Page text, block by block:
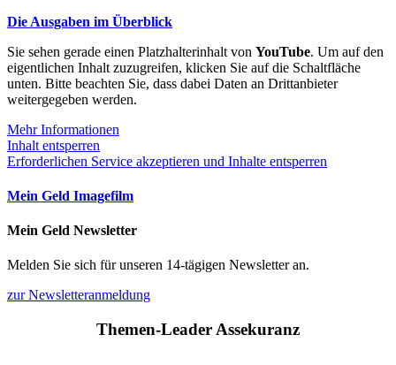
Die Ausgaben im Überblick
Sie sehen gerade einen Platzhalterinhalt von YouTube. Um auf den
eigentlichen Inhalt zuzugreifen, klicken Sie auf die Schaltfläche
unten. Bitte beachten Sie, dass dabei Daten an Drittanbieter
weitergegeben werden.
Mehr Informationen
Inhalt entsperren
Erforderlichen Service akzeptieren und Inhalte entsperren
Mein Geld Imagefilm
Mein Geld Newsletter
Melden Sie sich für unseren 14-tägigen Newsletter an.
zur Newsletteranmeldung
Themen-Leader Assekuranz